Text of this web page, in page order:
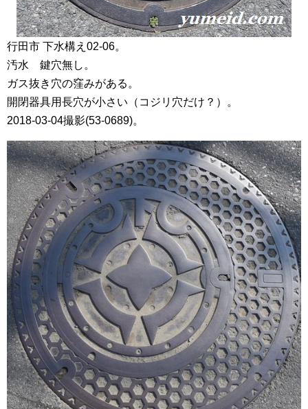
行田市 下水構え02-06。
汚水 鍵穴無し。
ガス抜き穴の窪みがある。
開閉器具用長穴が小さい（コジリ穴だけ？）。
2018-03-04撮影(53-0689)。